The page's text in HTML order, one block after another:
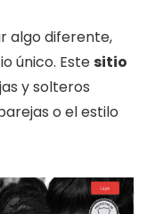
algo diferente,
único. Estesitio
y solteros
o el estilo